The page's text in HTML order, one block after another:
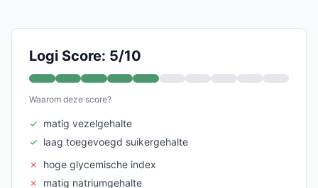
Logi Score: 5/10
Waarom deze score?
✓ matig vezelgehalte
✓ laag toegevoegd suikergehalte
✗
hoge glycemische index
✗
matig natriumgehalte